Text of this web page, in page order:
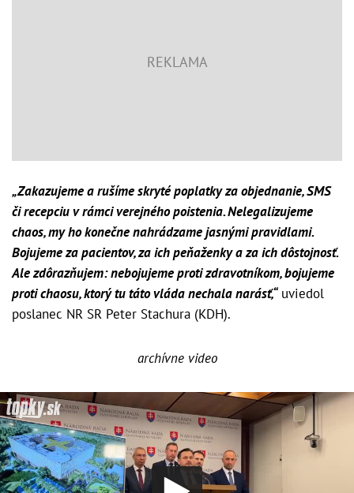
„Zakazujeme a rušíme skryté poplatky za objednanie, SMS
či recepciu v rámci verejného poistenia. Nelegalizujeme
chaos, my ho konečne nahrádzame jasnými pravidlami.
Bojujeme za pacientov, za ich peňaženky a za ich dôstojnosť.
Ale zdôrazňujem: nebojujeme proti zdravotníkom, bojujeme
proti chaosu, ktorý tu táto vláda nechala narásť,“uviedol
poslanec NR SR Peter Stachura (KDH).
archívne video